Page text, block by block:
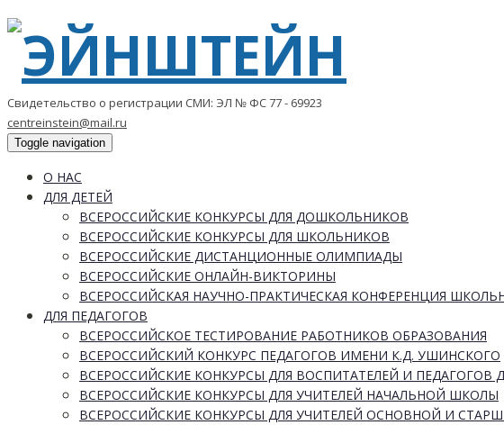
Свидетельство о регистрации СМИ: ЭЛ № ФС 77 - 69923
centreinstein@mail.ru
Toggle navigation
О НАС
ДЛЯ ДЕТЕЙ
ВСЕРОССИЙСКИЕ КОНКУРСЫ ДЛЯ ДОШКОЛЬНИКОВ
ВСЕРОССИЙСКИЕ КОНКУРСЫ ДЛЯ ШКОЛЬНИКОВ
ВСЕРОССИЙСКИЕ ДИСТАНЦИОННЫЕ ОЛИМПИАДЫ
ВСЕРОССИЙСКИЕ ОНЛАЙН-ВИКТОРИНЫ
ВСЕРОССИЙСКАЯ НАУЧНО-ПРАКТИЧЕСКАЯ КОНФЕРЕНЦИЯ
ДЛЯ ПЕДАГОГОВ
ВСЕРОССИЙСКОЕ ТЕСТИРОВАНИЕ РАБОТНИКОВ ОБРАЗОВАНИЯ
ВСЕРОССИЙСКИЙ КОНКУРС ПЕДАГОГОВ ИМЕНИ К.Д. УШИНСКОГО
ВСЕРОССИЙСКИЕ КОНКУРСЫ ДЛЯ ВОСПИТАТЕЛЕЙ И ПЕДАГОГОВ
ВСЕРОССИЙСКИЕ КОНКУРСЫ ДЛЯ УЧИТЕЛЕЙ НАЧАЛЬНОЙ ШКОЛЫ
ВСЕРОССИЙСКИЕ КОНКУРСЫ ДЛЯ УЧИТЕЛЕЙ ОСНОВНОЙ И